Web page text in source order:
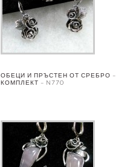
ОБЕЦИ И ПРЪСТЕН ОТ СРЕБРО –
КОМПЛЕКТ – N770